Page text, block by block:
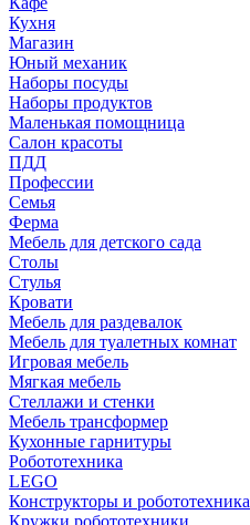
Кухня
Магазин
Юный механик
Наборы посуды
Наборы продуктов
Маленькая помощница
Салон красоты
ПДД
Профессии
Семья
Ферма
Мебель для детского сада
Столы
Cтулья
Кровати
Мебель для раздевалок
Мебель для туалетных комнат
Игровая мебель
Мягкая мебель
Стеллажи и стенки
Мебель трансформер
Кухонные гарнитуры
Робототехника
LEGO
Конструкторы и робототехника
Кружки робототехники